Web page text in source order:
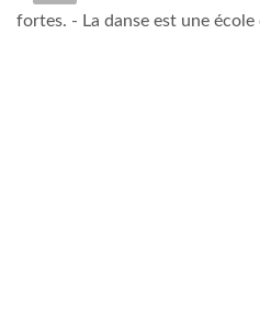
fortes. - La danse est une école